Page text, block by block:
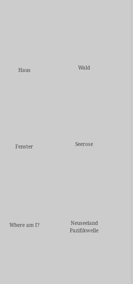
Haus Wald
Fenster Seerose
Where am I?
Neuseeland
Pazifikwelle